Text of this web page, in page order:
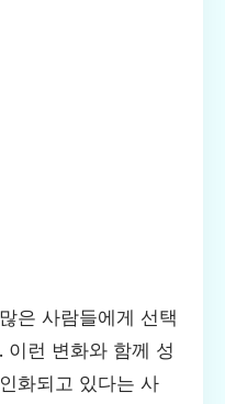
은 사람들에게 선택
이런 변화와 함께 성
화되고 있다는 사